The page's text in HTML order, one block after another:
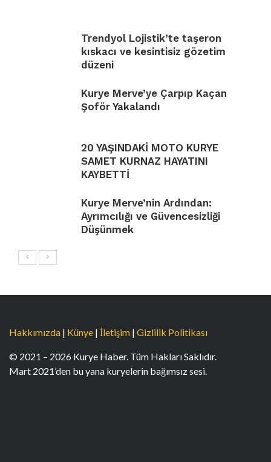
Trendyol Lojistik’te taşeron
kıskacı ve kesintisiz gözetim
düzeni
Kurye Merve’ye Çarpıp Kaçan
Şoför Yakalandı
20 YAŞINDAKİ MOTO KURYE
SAMET KURNAZ HAYATINI
KAYBETTİ
Kurye Merve’nin Ardından:
Ayrımcılığı ve Güvencesizliği
Düşünmek
Hakkımızda | Künye | İletişim | Gizlilik Politikası
© 2021 – 2026 Kurye Haber. Tüm Hakları Saklıdır.
Mart 2021’den bu yana kuryelerin bağımsız sesi.